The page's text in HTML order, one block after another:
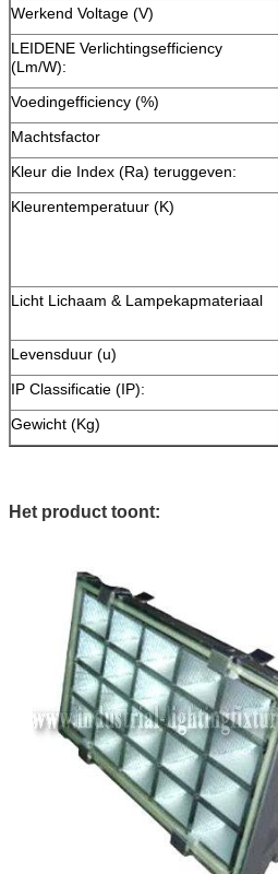
Werkend Voltage (V)
LEIDENE Verlichtingsefficiency
(Lm/W):
Voedingefficiency (%)
Machtsfactor
Kleur die Index (Ra) teruggeven:
Kleurentemperatuur (K)
Licht Lichaam & Lampekapmateriaal
Levensduur (u)
IP Classificatie (IP):
Gewicht (Kg)
Het product toont: